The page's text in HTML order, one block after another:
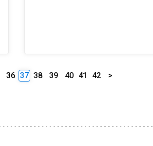
36 37 38 39 40 41 42 >